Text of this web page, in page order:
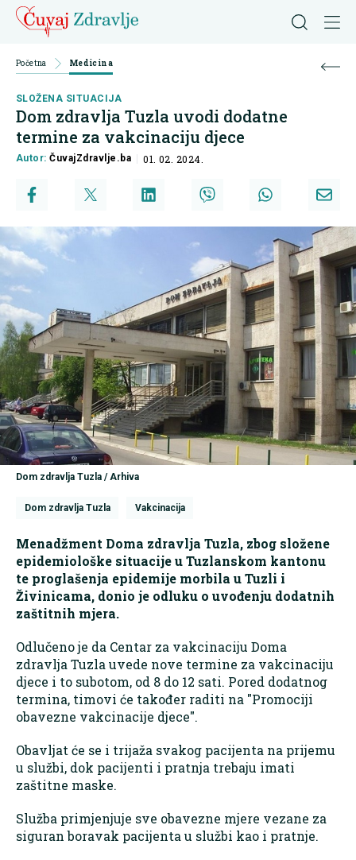
Početna Medicina
SLOŽENA SITUACIJA
Dom zdravlja Tuzla uvodi dodatne
termine za vakcinaciju djece
Autor:ČuvajZdravlje.ba 01. 02. 2024.
Dom zdravlja Tuzla / Arhiva
Dom zdravlja Tuzla Vakcinacija
Menadžment Doma zdravlja Tuzla, zbog složene
epidemiološke situacije u Tuzlanskom kantonu
te proglašenja epidemije morbila u Tuzli i
Živinicama, donio je odluku o uvođenju dodatnih
zaštitnih mjera.
Odlučeno je da Centar za vakcinaciju Doma
zdravlja Tuzla uvede nove termine za vakcinaciju
djece i to subotom, od 8 do 12 sati. Pored dodatnog
termina, timovi će također raditi na "Promociji
obavezne vakcinacije djece".
Obavljat će se i trijaža svakog pacijenta na prijemu
u službi, dok pacijenti i pratnja trebaju imati
zaštitne maske.
Služba primjenjuje sve obavezne mjere vezane za
siguran boravak pacijenta u službi kao i pratnje.